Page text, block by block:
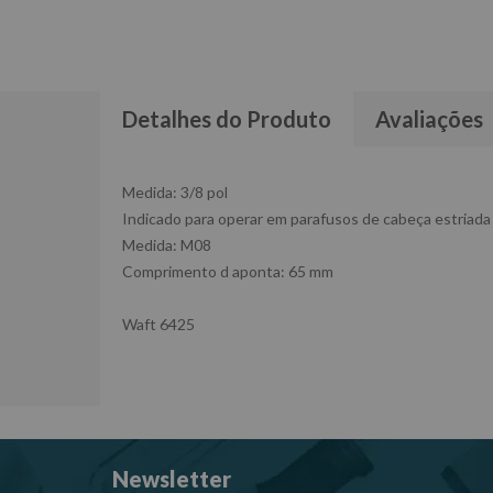
Detalhes do Produto Avaliações
Medida: 3/8 pol
Indicado para operar em parafusos de cabeça estriada
Medida: M08
Comprimento d aponta: 65 mm
Waft 6425
Newsletter